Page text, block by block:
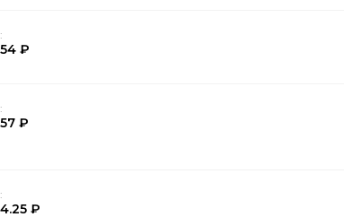
:
54 ₽
:
57 ₽
:
4.25 ₽